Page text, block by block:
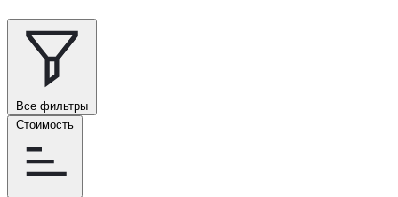
Все фильтры
Стоимость